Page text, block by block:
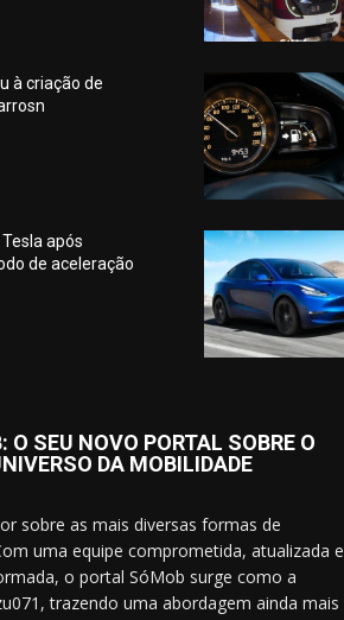
à criação de
após
de aceleração
O SEU NOVO PORTAL SOBRE O
DA MOBILIDADE
sobre as mais diversas formas de
uma equipe comprometida, atualizada e
o portal SóMob surge como a
trazendo uma abordagem ainda mais